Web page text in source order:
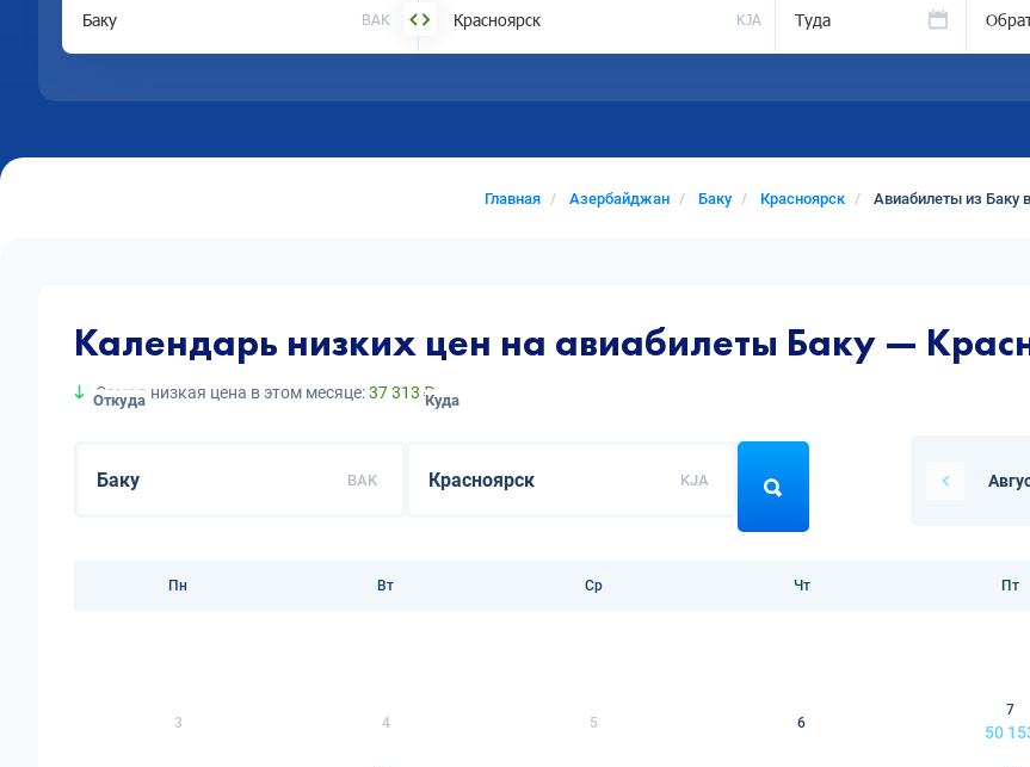
BAK KJA Туда
Главная Азербайджан Баку Красноярск Авиабилеты из Баку
Календарь низких цен на авиабилеты Баку —
Самая низкая цена в этом месяце:37 313 ₽
Откуда
BAK
Куда
KJA
Пн Вт Ср Чт Пт
3 4 5 6
7
50